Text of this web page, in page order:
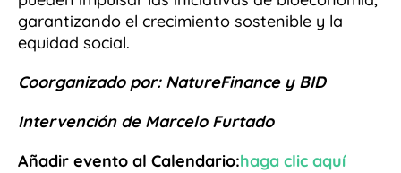
garantizando el crecimiento sostenible y la
equidad social.
Coorganizado por: NatureFinance y BID
Intervención de Marcelo Furtado
Añadir evento al Calendario:haga clic aquí